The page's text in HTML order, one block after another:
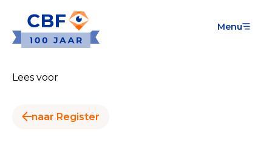
Menu
Goede Doelen
CBF-Erkenning aanvragen
Lees voor
naar Register